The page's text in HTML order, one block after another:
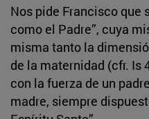
Nos pide Francisco que
como el Padre”, cuya
misma tanto la
de la maternidad (cfr. Is
con la fuerza de un
madre, siempre